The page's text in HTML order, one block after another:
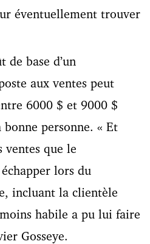
éventuellement trouver
base d’un
aux ventes peut
6000 $ et 9000 $
bonne personne. « Et
ventes que le
lors du
incluant la clientèle
habile a pu lui faire
Gosseye.